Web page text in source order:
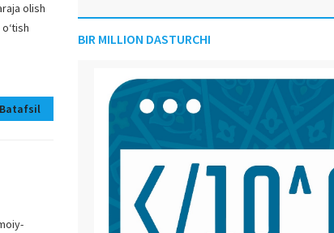
olish
Batafsil
BIR MILLION DASTURCHI